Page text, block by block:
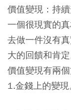
價值變現：持
一個很現實的
去做一件沒有
大的回饋和肯定
價值變現有兩個
1.金錢上的變現